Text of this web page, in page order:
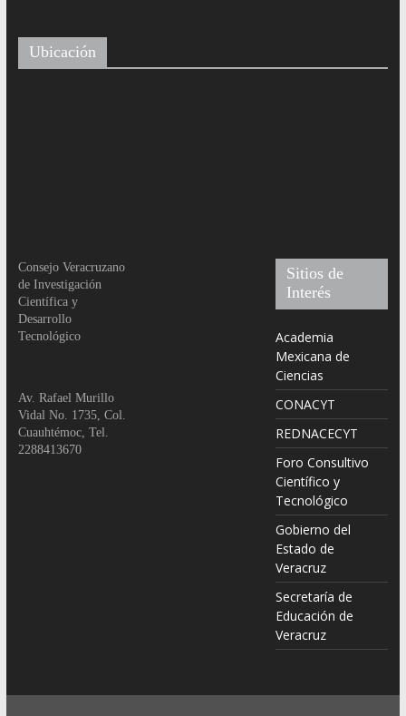
Ubicación
Consejo Veracruzano
de Investigación
Científica y
Desarrollo
Tecnológico
Av. Rafael Murillo
Vidal No. 1735, Col.
Cuauhtémoc, Tel.
2288413670
Sitios de
Interés
Academia
Mexicana de
Ciencias
CONACYT
REDNACECYT
Foro Consultivo
Científico y
Tecnológico
Gobierno del
Estado de
Veracruz
Secretaría de
Educación de
Veracruz